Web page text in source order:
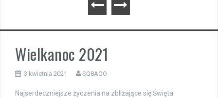
Wielkanoc 2021
3 kwietnia 2021 SQ8AQO
Najserdeczniejsze życzenia na zbliżające się Święta